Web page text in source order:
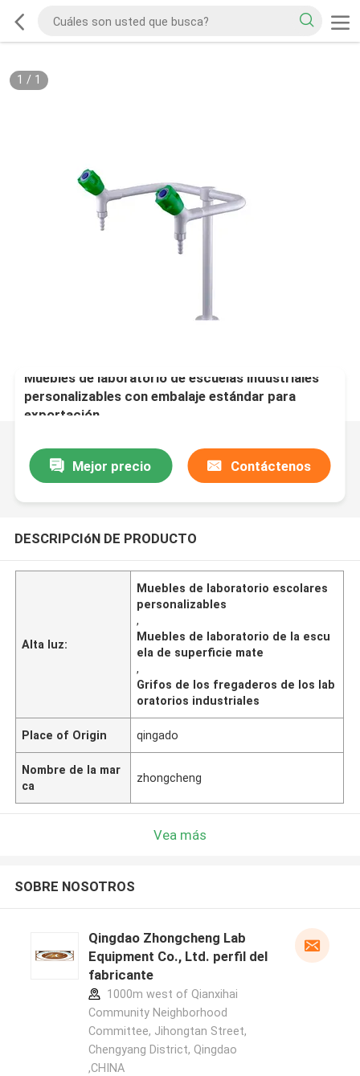
1 / 1
Muebles de laboratorio de escuelas industriales
personalizables con embalaje estándar para
exportación
Mejor precio Contáctenos
DESCRIPCIóN DE PRODUCTO
Alta luz:
Muebles de laboratorio escolares
personalizables
,
Muebles de laboratorio de la escu
ela de superficie mate
,
Grifos de los fregaderos de los lab
oratorios industriales
Place of Origin qingado
Nombre de la mar
ca
zhongcheng
Vea más
SOBRE NOSOTROS
Qingdao Zhongcheng Lab
Equipment Co., Ltd. perfil del
fabricante
1000m west of Qianxihai
Community Neighborhood
Committee, Jihongtan Street,
Chengyang District, Qingdao
,CHINA